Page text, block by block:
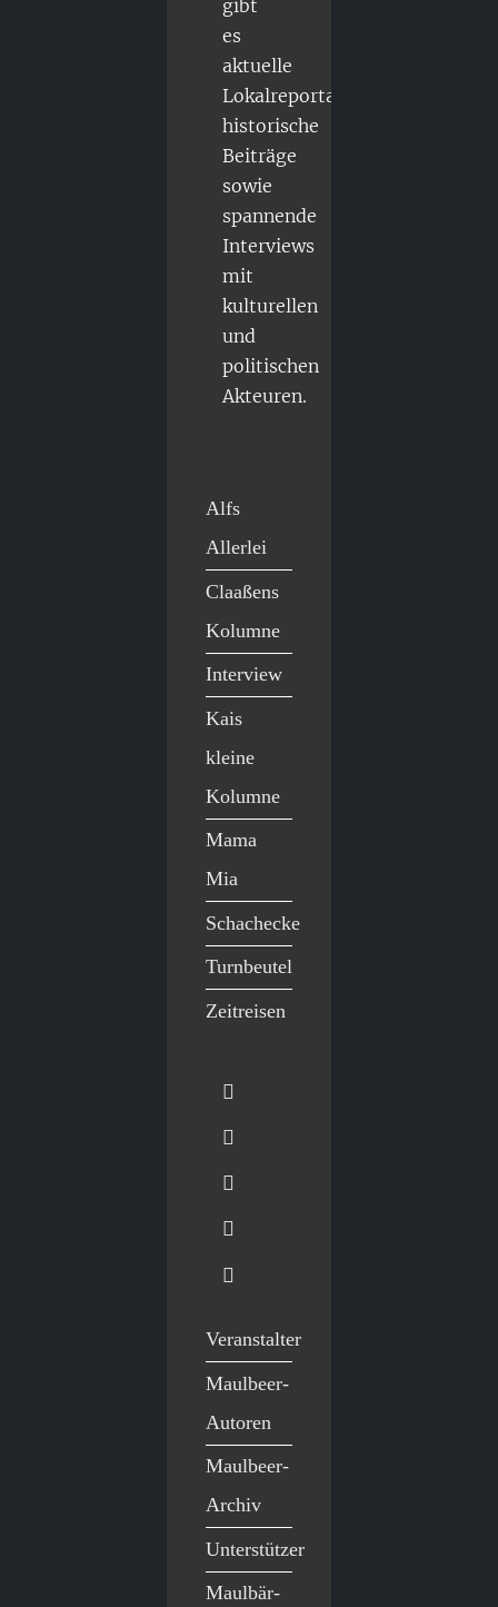
gibt
es
aktuelle
Lokalreportagen,
historische
Beiträge
sowie
spannende
Interviews
mit
kulturellen
und
politischen
Akteuren.
Alfs
Allerlei
Claaßens
Kolumne
Interview
Kais
kleine
Kolumne
Mama
Mia
Schachecke
Turnbeutel
Zeitreisen
Veranstalter
Maulbeer-
Autoren
Maulbeer-
Archiv
Unterstützer
Maulbär-